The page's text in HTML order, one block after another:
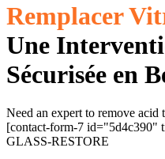
Remplacer
Une
Sécurisée en
Need an expert to remove acid
[contact-form-7 id="5d4c390"
GLASS-RESTORE